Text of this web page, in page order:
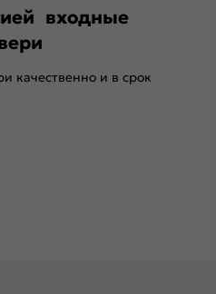
входные
качественно и в срок